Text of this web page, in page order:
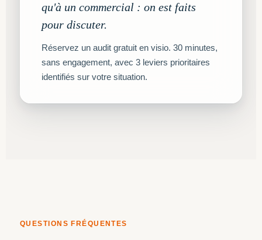
qu'à un commercial : on est faits
pour discuter.
Réservez un audit gratuit en visio. 30 minutes,
sans engagement, avec 3 leviers prioritaires
identifiés sur votre situation.
QUESTIONS FRÉQUENTES